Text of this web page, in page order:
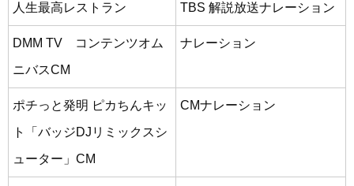
人生最高レストラン TBS 解説放送ナレーション
DMM TV コンテンツオム
ニバスCM
ナレーション
ポチっと発明 ピカちんキッ
ト「バッジDJリミックスシ
ューター」CM
CMナレーション